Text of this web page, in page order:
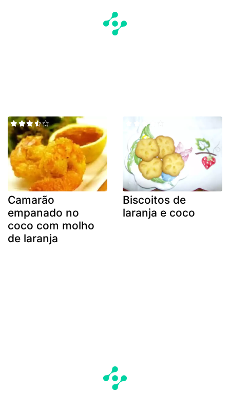
Camarão
empanado no
coco com molho
de laranja
Biscoitos de
laranja e coco